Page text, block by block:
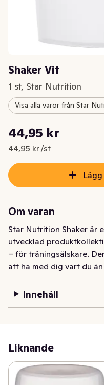
Shaker Vit
1 st, Star Nutrition
Visa alla varor från Star
Nuvarande pris är: 44,95
44,95 kr
44,95 kr /st
Styckpris: 44,95 kr /st
Om varan
Star Nutrition Shaker är
utvecklad
– för träningsälskare.
att ha med dig vart du än
Innehåll
Liknande